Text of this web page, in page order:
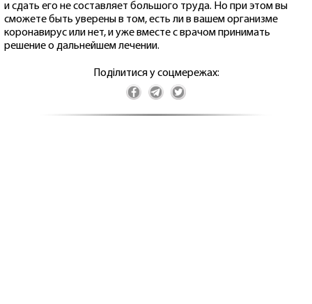
и сдать его не составляет большого труда. Но при этом вы
сможете быть уверены в том, есть ли в вашем организме
коронавирус или нет, и уже вместе с врачом принимать
решение о дальнейшем лечении.
Поділитися у соцмережах: